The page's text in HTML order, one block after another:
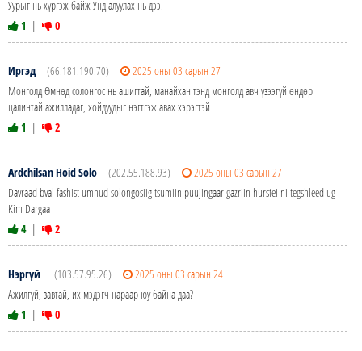
Уурыг нь хүргэж байж Унд алуулах нь дээ.
1 | 0
Иргэд (66.181.190.70)
2025 оны 03 сарын 27
Монголд Өмнөд солонгос нь ашигтай, манайхан тэнд монголд авч үзээгүй өндөр
цалинтай ажилладаг, хойдуудыг нэгтгэж авах хэрэгтэй
1 | 2
Ardchilsan Hoid Solo (202.55.188.93)
2025 оны 03 сарын 27
Davraad bval fashist umnud solongosiig tsumiin puujingaar gazriin hurstei ni tegshleed ug
Kim Dargaa
4 | 2
Нэргүй (103.57.95.26)
2025 оны 03 сарын 24
Ажилгүй, завтай, их мэдэгч нараар юу байна даа?
1 | 0